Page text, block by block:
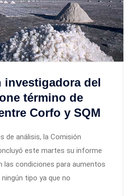
investigadora del
término de
Corfo y SQM
de análisis, la Comisión
este martes su informe
las condiciones para aumentos
tipo ya que no